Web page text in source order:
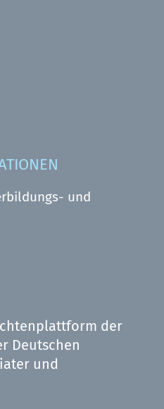
und
der
Deutschen
und